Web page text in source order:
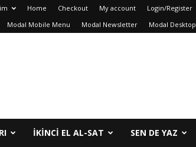
Home Checkout My account Login/Register
Modal Mobile Menu Modal Newsletter Modal Desktop
IKINCI EL AL-SAT SEN DE YAZ